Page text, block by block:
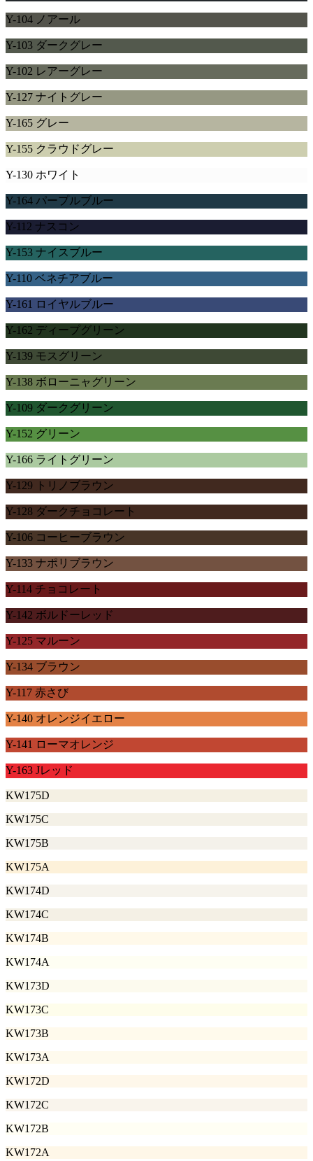
Y-104 ノアール
Y-103 ダークグレー
Y-102 レアーグレー
Y-127 ナイトグレー
Y-165 グレー
Y-155 クラウドグレー
Y-130 ホワイト
Y-164 パープルブルー
Y-112 ナスコン
Y-153 ナイスブルー
Y-110 ベネチアブルー
Y-161 ロイヤルブルー
Y-162 ディープグリーン
Y-139 モスグリーン
Y-138 ボローニャグリーン
Y-109 ダークグリーン
Y-152 グリーン
Y-166 ライトグリーン
Y-129 トリノブラウン
Y-128 ダークチョコレート
Y-106 コーヒーブラウン
Y-133 ナポリブラウン
Y-114 チョコレート
Y-142 ボルドーレッド
Y-125 マルーン
Y-134 ブラウン
Y-117 赤さび
Y-140 オレンジイエロー
Y-141 ローマオレンジ
Y-163 Jレッド
KW175D
KW175C
KW175B
KW175A
KW174D
KW174C
KW174B
KW174A
KW173D
KW173C
KW173B
KW173A
KW172D
KW172C
KW172B
KW172A